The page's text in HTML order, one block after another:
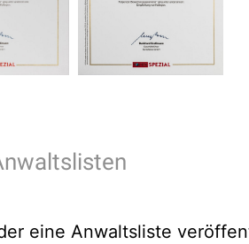
eine Anwaltsliste